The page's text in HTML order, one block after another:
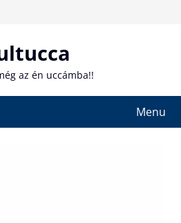
az én uccámba!!
Menu